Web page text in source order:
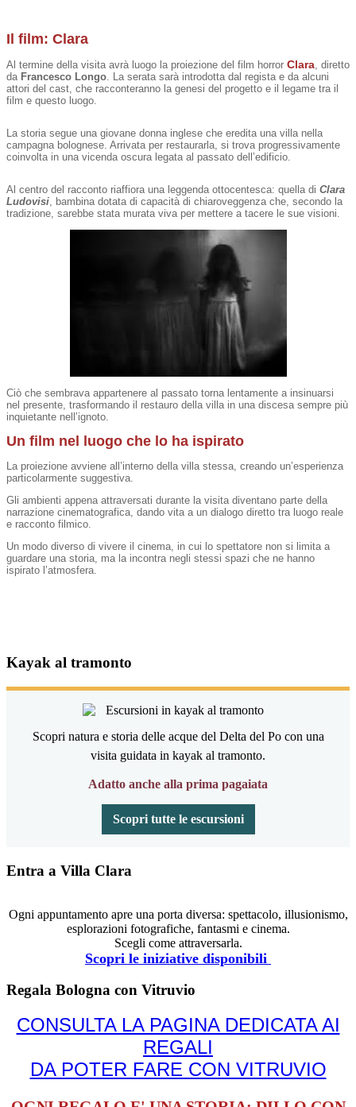
Il film: Clara
Al termine della visita avrà luogo la proiezione del film horror Clara , diretto
da Francesco Longo . La serata sarà introdotta dal regista e da alcuni
attori del cast, che racconteranno la genesi del progetto e il legame tra il
film e questo luogo.
La storia segue una giovane donna inglese che eredita una villa nella
campagna bolognese. Arrivata per restaurarla, si trova progressivamente
coinvolta in una vicenda oscura legata al passato dell’edificio.
Al centro del racconto riaffiora una leggenda ottocentesca: quella di Clara
Ludovisi , bambina dotata di capacità di chiaroveggenza che, secondo la
tradizione, sarebbe stata murata viva per mettere a tacere le sue visioni.
Ciò che sembrava appartenere al passato torna lentamente a insinuarsi
nel presente, trasformando il restauro della villa in una discesa sempre più
inquietante nell’ignoto.
Un film nel luogo che lo ha ispirato
La proiezione avviene all’interno della villa stessa, creando un’esperienza
particolarmente suggestiva.
Gli ambienti appena attraversati durante la visita diventano parte della
narrazione cinematografica, dando vita a un dialogo diretto tra luogo reale
e racconto filmico.
Un modo diverso di vivere il cinema, in cui lo spettatore non si limita a
guardare una storia, ma la incontra negli stessi spazi che ne hanno
ispirato l’atmosfera.
Kayak al tramonto
Scopri natura e storia delle acque del Delta del Po con una
visita guidata in kayak al tramonto.
Adatto anche alla prima pagaiata
Scopri tutte le escursioni
Entra a Villa Clara
Ogni appuntamento apre una porta diversa: spettacolo, illusionismo,
esplorazioni fotografiche, fantasmi e cinema.
Scegli come attraversarla.
Scopri le iniziative disponibili
Regala Bologna con Vitruvio
CONSULTA LA PAGINA DEDICATA AI
REGALI
DA POTER FARE CON VITRUVIO